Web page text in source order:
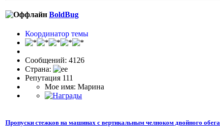
BoldBug
Координатор темы
Сообщений: 4126
Страна:
Репутация 111
Мое имя: Марина
Пропуски стежков на машинах с вертикальным челноком двойного